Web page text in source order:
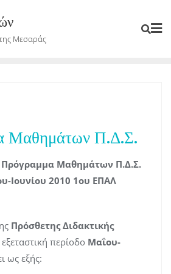
Μεσαράς
Μαθημάτων Π.Δ.Σ.
Πρόγραμμα Μαθημάτων Π.Δ.Σ.
Ιουνίου 2010 1ου ΕΠΑΛ
Πρόσθετης Διδακτικής
περίοδο Μαΐου-
ως εξής: